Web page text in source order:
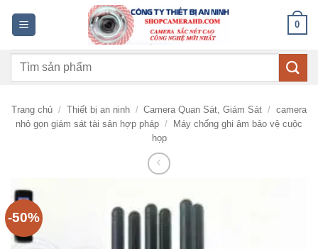
dung
0
Tìm
Trang chủ / Thiết bị an ninh / Camera Quan Sát, Giám Sát / camera
nhỏ gọn giám sát tài sản hợp pháp /
Máy chống ghi âm bảo vệ cuộc
họp
-50%